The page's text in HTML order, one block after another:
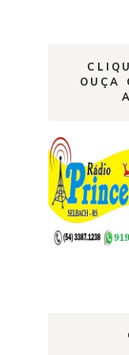
OUÇA